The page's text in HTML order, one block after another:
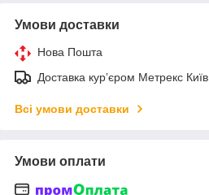
Умови доставки
Нова Пошта
Доставка курʼєром Метрекс Київ
Всі умови доставки
Умови оплати